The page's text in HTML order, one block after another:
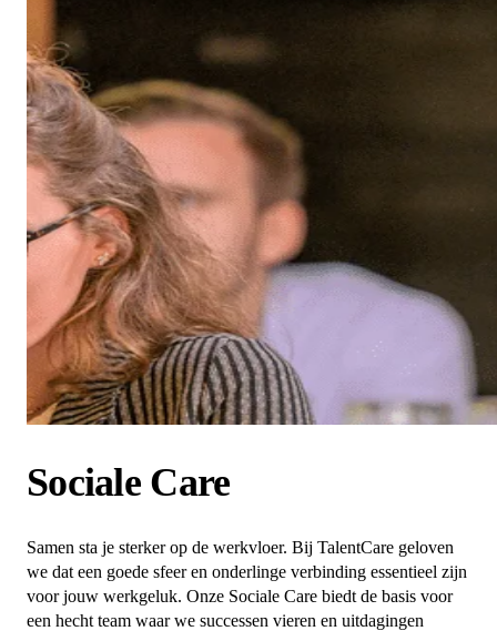
Sociale Care
Samen sta je sterker op de werkvloer. Bij TalentCare geloven
we dat een goede sfeer en onderlinge verbinding essentieel zijn
voor jouw werkgeluk. Onze Sociale Care biedt de basis voor
een hecht team waar we successen vieren en uitdagingen